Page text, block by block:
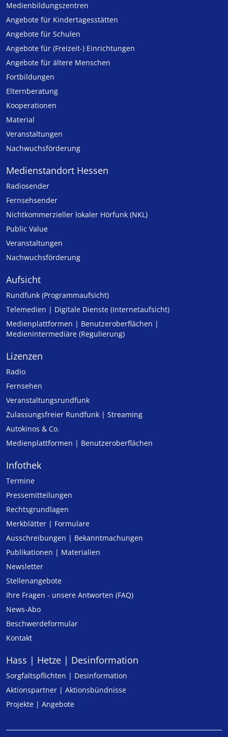
Medien­bildungs­zentren
Angebote für Kinder­tages­stätten
Angebote für Schulen
Angebote für (Freizeit-) Ein­rich­tungen
Angebote für ältere Menschen
Fortbildungen
Elternberatung
Kooperationen
Material
Veranstaltungen
Nachwuchsförderung
Medienstandort Hessen
Radiosender
Fernsehsender
Nicht­kommer­zieller lo­ka­ler Hör­funk (NKL)
Public Value
Veranstaltungen
Nachwuchsförderung
Aufsicht
Rundfunk (Programmaufsicht)
Telemedien | Digitale Dienste (Internetaufsicht)
Medienplattformen | Benutzeroberflächen |
Medienintermediäre (Regulierung)
Lizenzen
Radio
Fernsehen
Veranstaltungsrundfunk
Zulassungs­freier Rund­funk | Streaming
Autokinos & Co.
Medienplattformen | Benutzeroberflächen
Infothek
Termine
Pressemitteilungen
Rechtsgrundlagen
Merkblätter | Formulare
Ausschreibungen | Bekanntmachungen
Publikationen | Materialien
Newsletter
Stellenangebote
Ihre Fragen - unsere Antworten (FAQ)
News-Abo
Beschwerdeformular
Kontakt
Hass | Hetze | Desinformation
Sorgfaltspflichten | Desinformation
Aktionspartner | Aktionsbündnisse
Projekte | Angebote